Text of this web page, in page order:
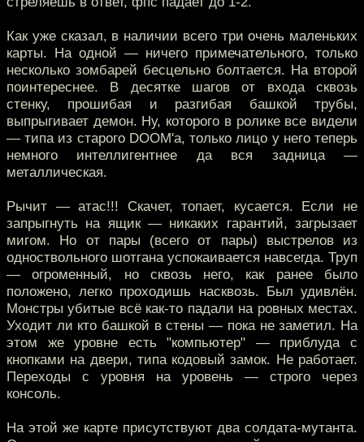
Как уже сказал, в наличии всего три очень маленьких
карты. На одной — ничего примечательного, только
несколько зомбарей бесцельно болтается. На второй
поинтереснее. В десятке шагов от входа сквозь
стенку, прошибая и разгибая башкой трубы,
выпрыгивает демон. Ну, которого в ролике все видели
— типа из старого DOOM'a, только лицо у него теперь
немного интеллигентнее да вся задница —
металлическая.
Рычит — атас!!! Скачет, топает, кусается. Если не
запрыгнуть на ящик — никаких гарантий, загрызает
мигом. Но от пары (всего от пары) выстрелов из
одноствольного шотгана успокаивается навсегда. Труп
— огроменный, но сквозь него, как ранее было
положено, легко проходишь насквозь. Был удивлён.
Монстры убитые всё как-то падали на ровных местах.
Уходит ли кто башкой в стены — пока не заметил. На
этом же уровне есть "компьютер" — приблуда с
кнопками на двери, типа кодовый замок. Не работает.
Переходы с уровня на уровень — строго через
консоль.
На этой же карте присутствуют два солдата-мутанта.